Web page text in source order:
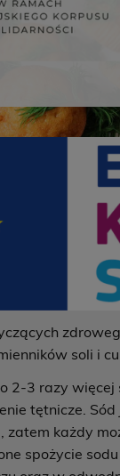
soli i
2-3 razy
tętnicze.
zatem każdy
spożycie